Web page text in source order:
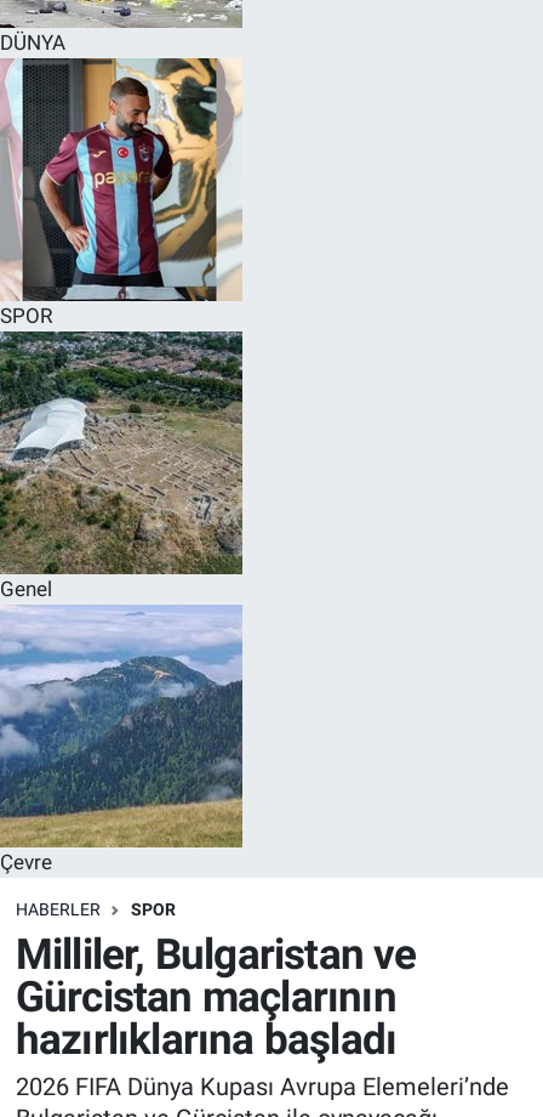
DÜNYA
SPOR
Genel
Çevre
HABERLER SPOR
Milliler, Bulgaristan ve
Gürcistan maçlarının
hazırlıklarına başladı
2026 FIFA Dünya Kupası Avrupa Elemeleri’nde